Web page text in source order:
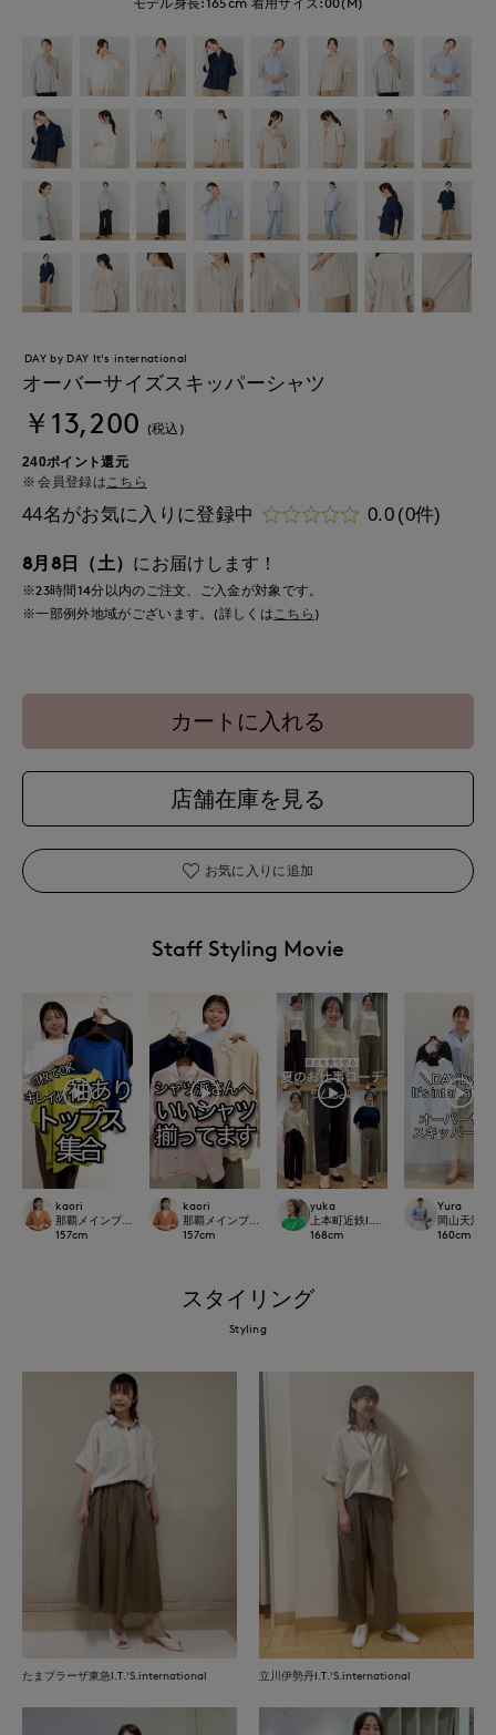
DAY by DAY It's international
オーバーサイズスキッパーシャツ
￥13,200 (税込)
240ポイント還元
会員登録はこちら
44名がお気に入りに登録中 0.0 (0件)
8月8日（土） にお届けします！
※23時間14分以内のご注文、ご入金が対象です。
※一部例外地域がございます。(詳しくは こちら )
カートに入れる
店舗在庫を見る
お気に入りに追加
Staff Styling Movie
kaori
那覇メインプレイスI.T.'S.international
157cm
kaori
那覇メインプレイスI.T.'S.international
157cm
yuka
上本町近鉄I.T.'S.international
168cm
Yura
岡山天満
160cm
スタイリング
Styling
たまプラーザ東急I.T.'S.international 立川伊勢丹I.T.'S.international